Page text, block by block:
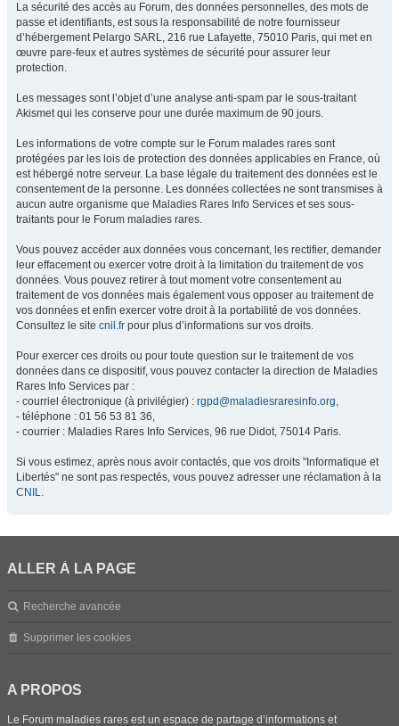
La sécurité des accès au Forum, des données personnelles, des mots de
passe et identifiants, est sous la responsabilité de notre fournisseur
d’hébergement Pelargo SARL, 216 rue Lafayette, 75010 Paris, qui met en
œuvre pare-feux et autres systèmes de sécurité pour assurer leur
protection.
Les messages sont l’objet d’une analyse anti-spam par le sous-traitant
Akismet qui les conserve pour une durée maximum de 90 jours.
Les informations de votre compte sur le Forum malades rares sont
protégées par les lois de protection des données applicables en France, où
est hébergé notre serveur. La base légale du traitement des données est le
consentement de la personne. Les données collectées ne sont transmises à
aucun autre organisme que Maladies Rares Info Services et ses sous-
traitants pour le Forum maladies rares.
Vous pouvez accéder aux données vous concernant, les rectifier, demander
leur effacement ou exercer votre droit à la limitation du traitement de vos
données. Vous pouvez retirer à tout moment votre consentement au
traitement de vos données mais également vous opposer au traitement de
vos données et enfin exercer votre droit à la portabilité de vos données.
Consultez le site cnil.fr pour plus d’informations sur vos droits.
Pour exercer ces droits ou pour toute question sur le traitement de vos
données dans ce dispositif, vous pouvez contacter la direction de Maladies
Rares Info Services par :
- courriel électronique (à privilégier) : rgpd@maladiesraresinfo.org,
- téléphone : 01 56 53 81 36,
- courrier : Maladies Rares Info Services, 96 rue Didot, 75014 Paris.
Si vous estimez, après nous avoir contactés, que vos droits "Informatique et
Libertés" ne sont pas respectés, vous pouvez adresser une réclamation à la
CNIL.
ALLER À LA PAGE
Recherche avancée
Supprimer les cookies
A PROPOS
Le Forum maladies rares est un espace de partage d’informations et